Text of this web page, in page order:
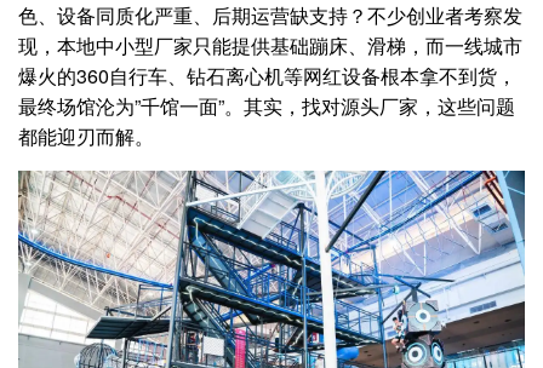
色、设备同质化严重、后期运营缺支持？不少创业者考察发
现，本地中小型厂家只能提供基础蹦床、滑梯，而一线城市
爆火的360自行车、钻石离心机等网红设备根本拿不到货，
最终场馆沦为”千馆一面”。其实，找对源头厂家，这些问题
都能迎刃而解。